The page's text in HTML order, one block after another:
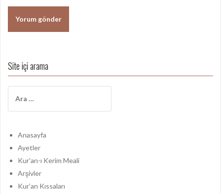
Site içi arama
a
a
Anasayfa
Ayetler
Kur’an-ı Kerim Meali
Arşivler
Kur’an Kıssaları